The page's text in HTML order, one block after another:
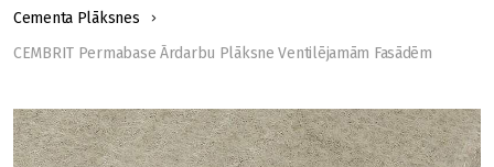
Cementa Plāksnes
CEMBRIT Permabase Ārdarbu Plāksne Ventilējamām Fasādēm